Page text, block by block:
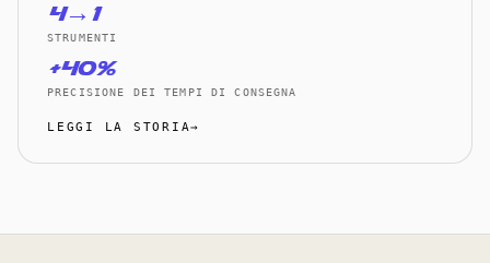
4→1
STRUMENTI
+40%
PRECISIONE DEI TEMPI DI CONSEGNA
LEGGI LA STORIA→